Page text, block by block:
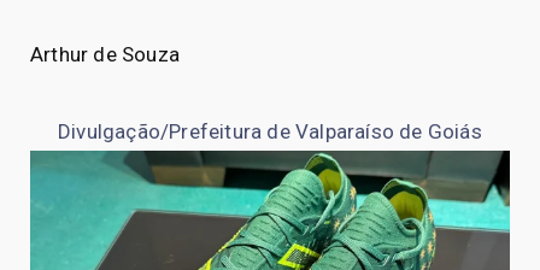
Arthur de Souza
Divulgação/Prefeitura de Valparaíso de Goiás